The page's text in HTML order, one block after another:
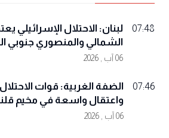
07:48
لبنان: الاحتلال الإسرائيلي
الشمالي والمنصوري جنوبي
06 آب , 2026
07:46
الضفة الغربية: قوات
واعتقال واسعة في مخيم
06 آب , 2026